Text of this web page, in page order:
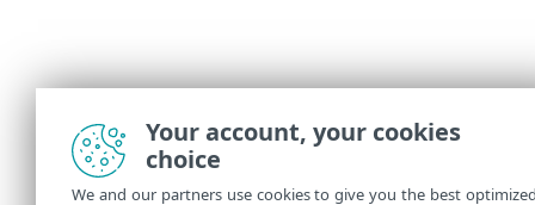
Your account, your cookies
choice
We and our partners use cookies to give you the best